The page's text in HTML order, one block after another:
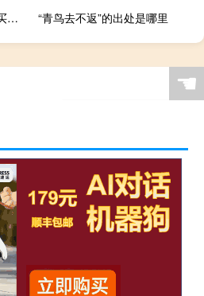
第一上海：维持银河娱乐“买入”评级 目标价59.33港元
“青鸟去不返”的出处是哪里
☚